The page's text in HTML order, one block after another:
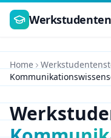
Zum Hauptinhalt
Werkstudenten
Home